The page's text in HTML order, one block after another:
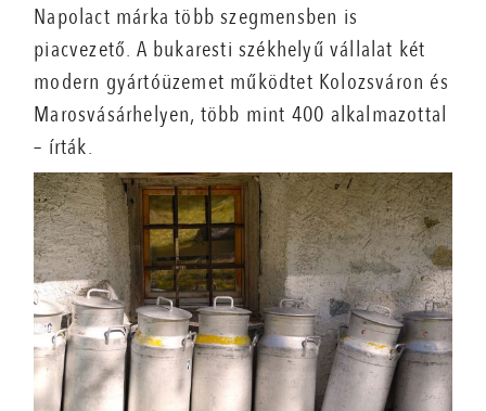
Napolact márka több szegmensben is
piacvezető. A bukaresti székhelyű vállalat két
modern gyártóüzemet működtet Kolozsváron és
Marosvásárhelyen, több mint 400 alkalmazottal
– írták.